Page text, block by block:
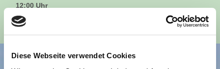
Diese Webseite verwendet Cookies
12:00 Uhr
Livemusik mit 2herzKlanG